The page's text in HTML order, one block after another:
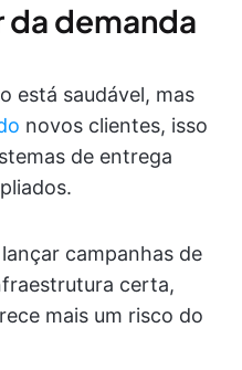
da demanda
está saudável, mas
novos clientes, isso
de entrega
campanhas de
certa,
mais um risco do